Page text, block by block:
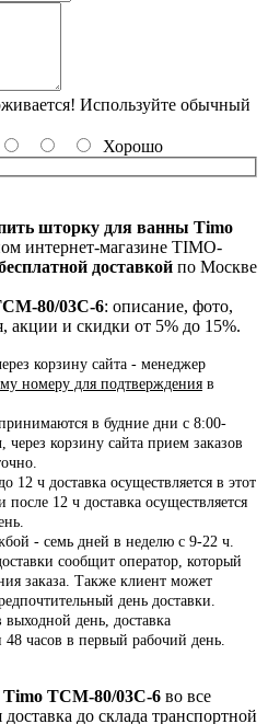
Используйте обычный
Хорошо
шторку для ванны Timo
интернет-магазине TIMO-
доставкой по Москве
80/03C-6: описание, фото,
акции и скидки от 5% до 15%.
корзину сайта - менеджер
номеру для подтверждения в
в будние дни с 8:00-
корзину сайта прием заказов
12 ч доставка осуществляется в этот
12 ч доставка осуществляется
- семь дней в неделю с 9-22 ч.
сообщит оператор, который
заказа. Также клиент может
день доставки.
день, доставка
48 часов в первый рабочий день.
Timo TCM-80/03C-6 во все
до склада транспортной